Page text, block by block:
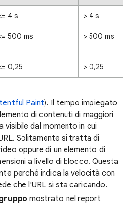
4 s > 4 s
500 ms > 500 ms
0,25 > 0,25
Paint). Il tempo impiegato
di contenuti di maggiori
visibile dal momento in cui
Solitamente si tratta di
oppure di un elemento di
a livello di blocco. Questa
perché indica la velocità con
che l'URL si sta caricando.
mostrato nel report